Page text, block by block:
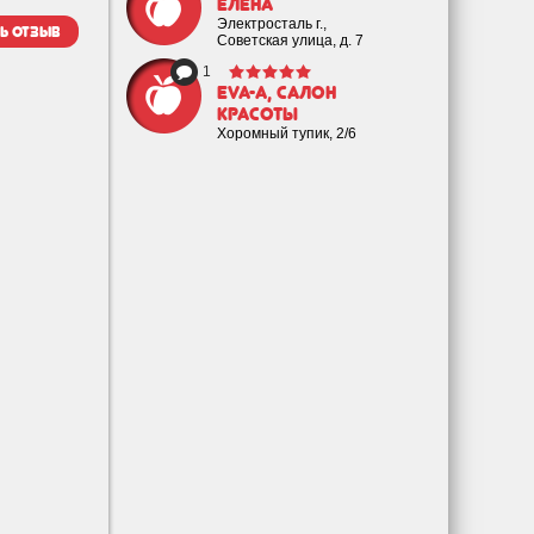
Елена
Электросталь г.,
Советская улица, д. 7
1
EVA-а, салон
красоты
Хоромный тупик, 2/6
отзыв